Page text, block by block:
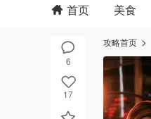
6
17
首页 美食
攻略首页